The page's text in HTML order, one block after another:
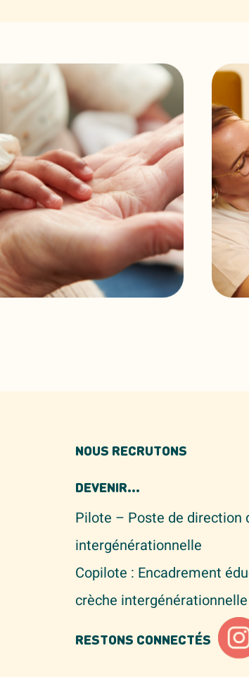
NOUS RECRUTONS
DEVENIR...
Pilote – Poste de direction
intergénérationnelle
Copilote : Encadrement
crèche intergénérationnelle
RESTONS CONNECTÉS